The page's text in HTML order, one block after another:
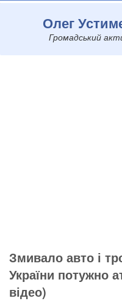
Олег
Громадський
Змивало авто і
України потужно
відео)